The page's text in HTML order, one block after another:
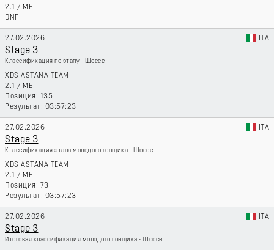
2.1 / ME
DNF
27.02.2026 ITA
Stage 3
Классификация по этапу - Шоссе
XDS ASTANA TEAM
2.1 / ME
135
03:57:23
27.02.2026 ITA
Stage 3
Классификация этапа молодого гонщика - Шоссе
XDS ASTANA TEAM
2.1 / ME
73
03:57:23
27.02.2026 ITA
Stage 3
Итоговая классификация молодого гонщика - Шоссе